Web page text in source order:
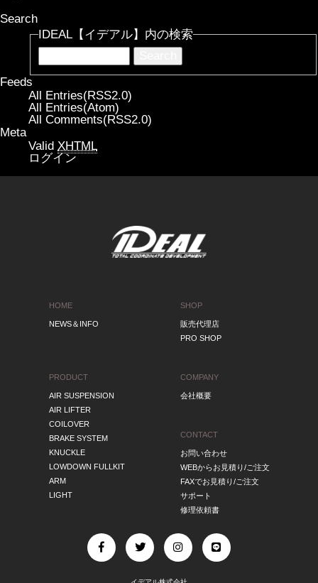
Search
IDEAL【イデアル】内の検索
Feeds
All Entries(RSS2.0)
All Entries(Atom)
All Comments(RSS2.0)
Meta
Valid XHTML
ログイン
HOME
NEWS＆INFO
PRODUCT
AIR SUSPENSION
AIR LIFTER
COILOVER
BRAKE SYSTEM
KNUCKLE
LOWDOWN FULLKIT
ARM
LIGHT
SHOP
販売代理店
PRO SHOP
COMPANY
会社概要
CONTACT
お問い合わせ
WEBからお見積り/ご注文
FAXでお見積り/ご注文
サポート
修理依頼書